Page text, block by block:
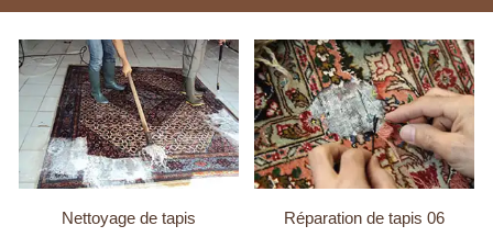
Nettoyage de tapis Réparation de tapis 06